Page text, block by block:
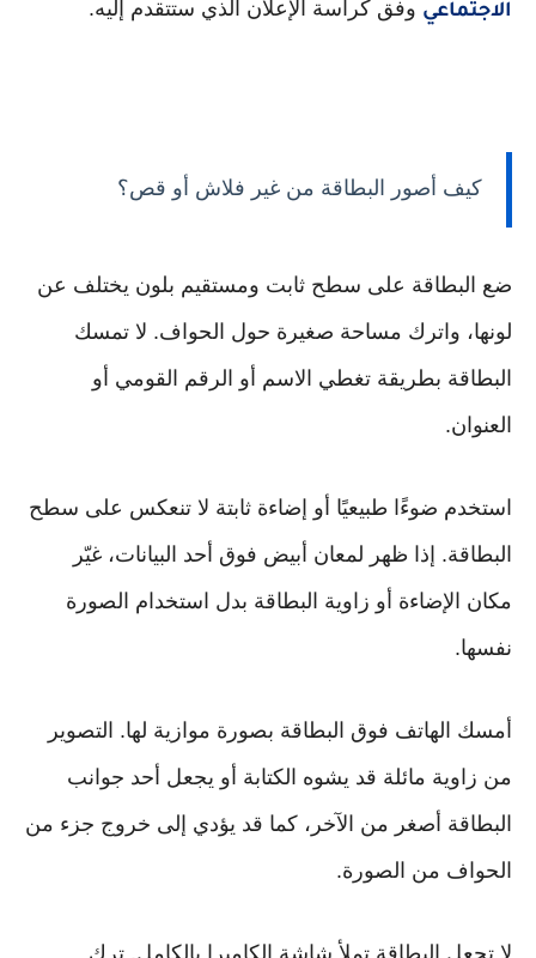
الاجتماعي وفق كراسة الإعلان الذي ستتقدم إليه.
كيف أصور البطاقة من غير فلاش أو قص؟
ضع البطاقة على سطح ثابت ومستقيم بلون يختلف عن
لونها، واترك مساحة صغيرة حول الحواف. لا تمسك
البطاقة بطريقة تغطي الاسم أو الرقم القومي أو
العنوان.
استخدم ضوءًا طبيعيًا أو إضاءة ثابتة لا تنعكس على سطح
البطاقة. إذا ظهر لمعان أبيض فوق أحد البيانات، غيّر
مكان الإضاءة أو زاوية البطاقة بدل استخدام الصورة
نفسها.
أمسك الهاتف فوق البطاقة بصورة موازية لها. التصوير
من زاوية مائلة قد يشوه الكتابة أو يجعل أحد جوانب
البطاقة أصغر من الآخر، كما قد يؤدي إلى خروج جزء من
الحواف من الصورة.
لا تجعل البطاقة تملأ شاشة الكاميرا بالكامل. ترك